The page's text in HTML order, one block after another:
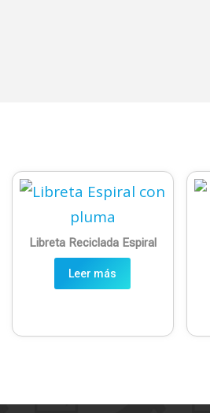
Libreta Reciclada Espiral
Leer más